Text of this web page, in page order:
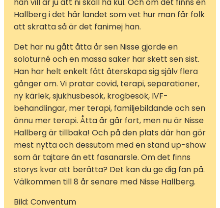
Hallberg i det här landet som vet hur man får folk
att skratta så är det fanimej han.
Det har nu gått åtta år sen Nisse gjorde en
soloturné och en massa saker har skett sen sist.
Han har helt enkelt fått återskapa sig själv flera
gånger om. Vi pratar covid, terapi, separationer,
ny kärlek, sjukhusbesök, krogbesök, IVF-
behandlingar, mer terapi, familjebildande och sen
ännu mer terapi. Åtta år går fort, men nu är Nisse
Hallberg är tillbaka! Och på den plats där han gör
mest nytta och dessutom med en stand up-show
som är tajtare än ett fasanarsle. Om det finns
storys kvar att berätta? Det kan du ge dig fan på.
Välkommen till 8 år senare med Nisse Hallberg.
Bild: Conventum